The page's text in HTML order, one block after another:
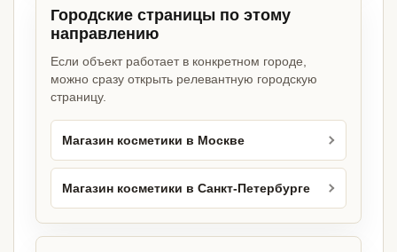
Городские страницы по этому
направлению
Если объект работает в конкретном городе,
можно сразу открыть релевантную городскую
страницу.
Магазин косметики в Москве
Магазин косметики в Санкт-Петербурге